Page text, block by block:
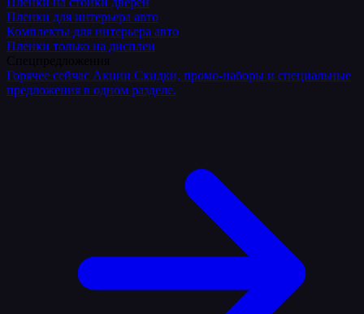
Пленки для интерьера авто
Комплекты для интерьера авто
Пленки только на дисплеи
Горячее сейчас Акции Скидки, промо-наборы и специальные
предложения в одном разделе.